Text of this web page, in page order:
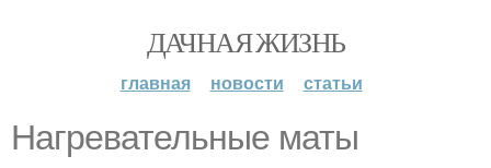
ДАЧНАЯ ЖИЗНЬ
главная новости статьи
Нагревательные маты